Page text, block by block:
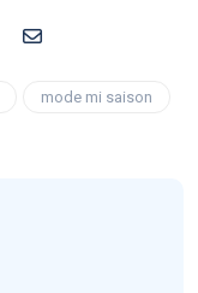
mode mi saison